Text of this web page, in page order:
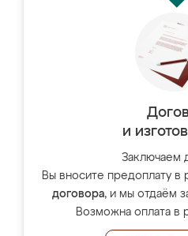
и
Заключаем
Вы вносите предоплату в
договора, и мы отдаём
Возможна оплата в